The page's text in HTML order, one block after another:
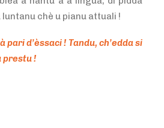
chè u pianu attuali !
pari d’èssaci ! Tandu, ch’edda si
prestu !